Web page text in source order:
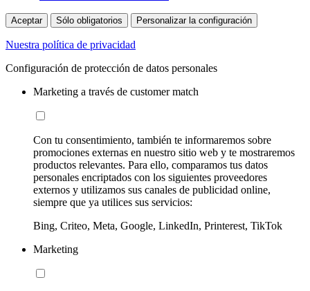
Aceptar Sólo obligatorios Personalizar la configuración
Nuestra política de privacidad
Configuración de protección de datos personales
Marketing a través de customer match
Con tu consentimiento, también te informaremos sobre
promociones externas en nuestro sitio web y te mostraremos
productos relevantes. Para ello, comparamos tus datos
personales encriptados con los siguientes proveedores
externos y utilizamos sus canales de publicidad online,
siempre que ya utilices sus servicios:
Bing, Criteo, Meta, Google, LinkedIn, Printerest, TikTok
Marketing